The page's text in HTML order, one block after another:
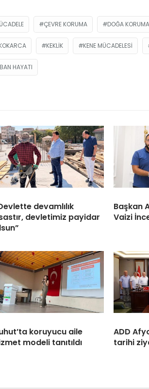
ÇEVRE KORUMA DOĞA
KEKLIK KENE MÜCADELESI
HAYATI
devamlılık
devletimiz payidar
Başkan
Vaizi
koruyucu aile
modeli tanıtıldı
ADD
tarihi